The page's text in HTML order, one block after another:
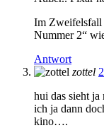
Im Zweifelsfall
Nummer 2“
Antwort
zottel
hui das sieht ja
ich ja dann
kino….